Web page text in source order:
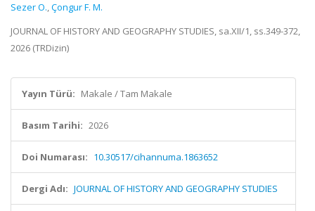
Sezer O.,Çongur F. M.
JOURNAL OF HISTORY AND GEOGRAPHY STUDIES, sa.XII/1, ss.349-372,
2026 (TRDizin)
Yayın Türü: Makale / Tam Makale
Basım Tarihi: 2026
Doi Numarası: 10.30517/cihannuma.1863652
Dergi Adı: JOURNAL OF HISTORY AND GEOGRAPHY STUDIES